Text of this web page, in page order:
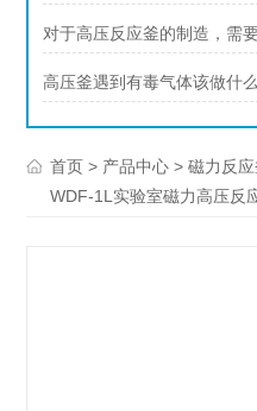
对于高压反应釜的制造，需
高压釜遇到有毒气体该做什
首页 > 产品中心 >磁力反应
WDF-1L实验室磁力高压反